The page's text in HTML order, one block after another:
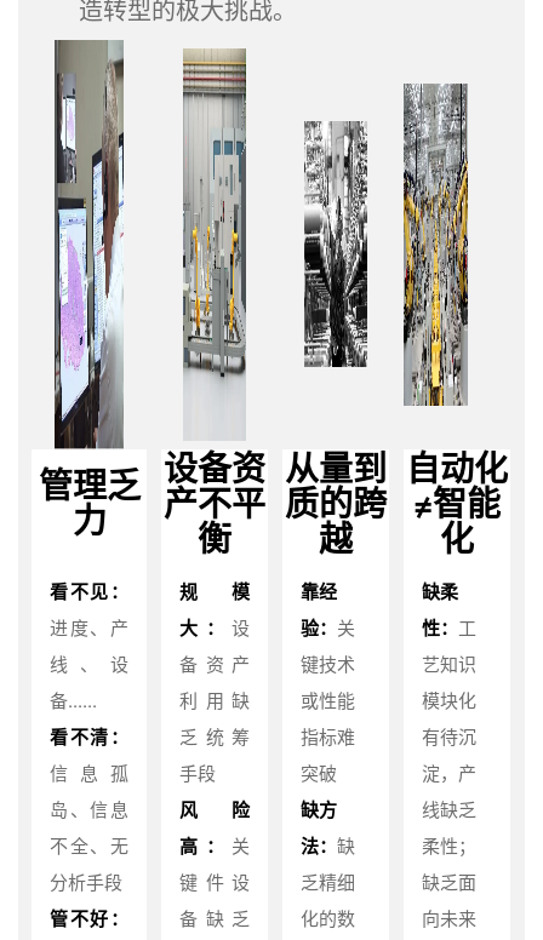
造转型的极大挑战。
管理乏
力
设备资
产不平
衡
从量到
质的跨
越
自动化
≠智能
化
看不见：
进度、产
线、设
备......
看不清：
信息孤
岛、信息
不全、无
分析手段
管不好：
规模
大： 设
备资产
利用缺
乏统筹
手段
风险
高： 关
键件设
备缺乏
靠经
验： 关
键技术
或性能
指标难
突破
缺方
法： 缺
乏精细
化的数
缺柔
性： 工
艺知识
模块化
有待沉
淀，产
线缺乏
柔性；
缺乏面
向未来